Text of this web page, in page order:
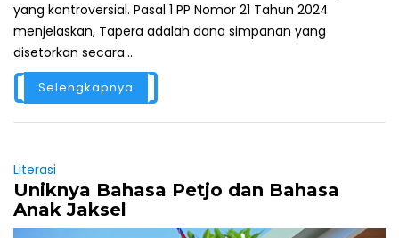
yang kontroversial. Pasal 1 PP Nomor 21 Tahun 2024
menjelaskan, Tapera adalah dana simpanan yang
disetorkan secara...
Selengkapnya
Literasi
Uniknya Bahasa Petjo dan Bahasa
Anak Jaksel